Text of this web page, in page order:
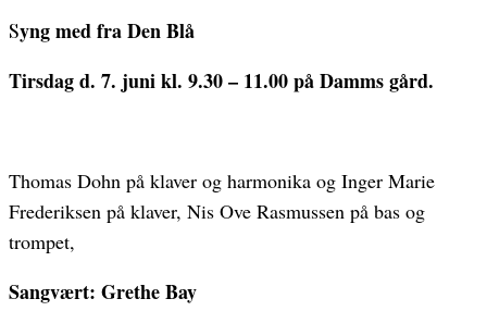
Syng med fra Den Blå
Tirsdag d. 7. juni kl. 9.30 – 11.00 på Damms gård.
Thomas Dohn på klaver og harmonika og Inger Marie
Frederiksen på klaver, Nis Ove Rasmussen på bas og
trompet,
Sangvært: Grethe Bay